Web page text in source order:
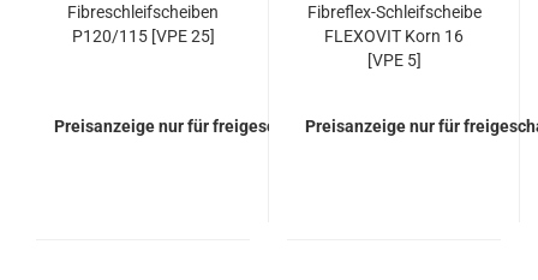
Fibreschleifscheiben
P120/115 [VPE 25]
Preisanzeige nur für freigeschaltete Kunden
Fibreflex-Schleifscheibe
FLEXOVIT Korn 16
[VPE 5]
Preisanzeige nur für